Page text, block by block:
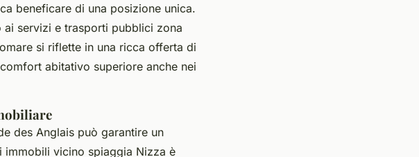
beneficare di una posizione unica.
servizi e trasporti pubblici zona
si riflette in una ricca offerta di
abitativo superiore anche nei
des Anglais può garantire un
vicino spiaggia Nizza è